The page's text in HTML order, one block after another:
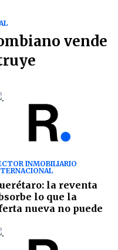
vende
INMOBILIARIO
la reventa
lo que la
nueva no puede